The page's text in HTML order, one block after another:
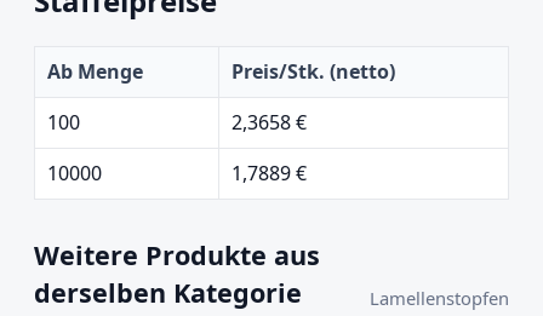
Ab Menge
Preis/Stk. (netto)
100
2,3658 €
10000
1,7889 €
Weitere Produkte aus
derselben Kategorie
Lamellenstopfen